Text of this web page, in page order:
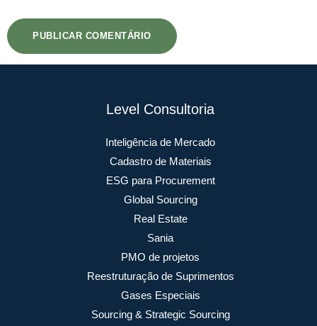
Level Consultoria
Inteligência de Mercado
Cadastro de Materiais
ESG para Procurement
Global Sourcing
Real Estate
Sania
PMO de projetos
Reestruturação de Suprimentos
Gases Especiais
Sourcing & Strategic Sourcing